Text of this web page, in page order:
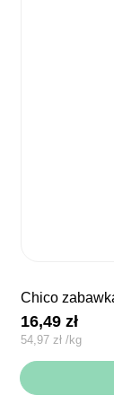
chico
16,49zł
54,97zł /kg